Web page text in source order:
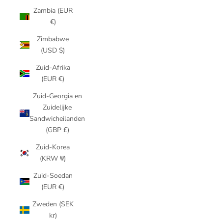
Zambia (EUR
€)
Zimbabwe
(USD $)
Zuid-Afrika
(EUR €)
Zuid-Georgia en
Zuidelijke
Sandwicheilanden
(GBP £)
Zuid-Korea
(KRW ₩)
Zuid-Soedan
(EUR €)
Zweden (SEK
kr)